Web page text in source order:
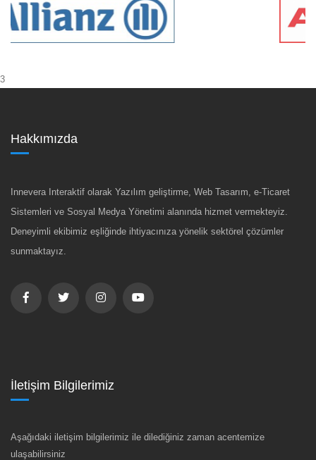
3
Hakkımızda
Innevera Interaktif olarak Yazılım geliştirme, Web Tasarım, e-Ticaret
Sistemleri ve Sosyal Medya Yönetimi alanında hizmet vermekteyiz.
Deneyimli ekibimiz eşliğinde ihtiyacınıza yönelik sektörel çözümler
sunmaktayız.
İletişim Bilgilerimiz
Aşağıdaki iletişim bilgilerimiz ile dilediğiniz zaman acentemize
ulaşabilirsiniz